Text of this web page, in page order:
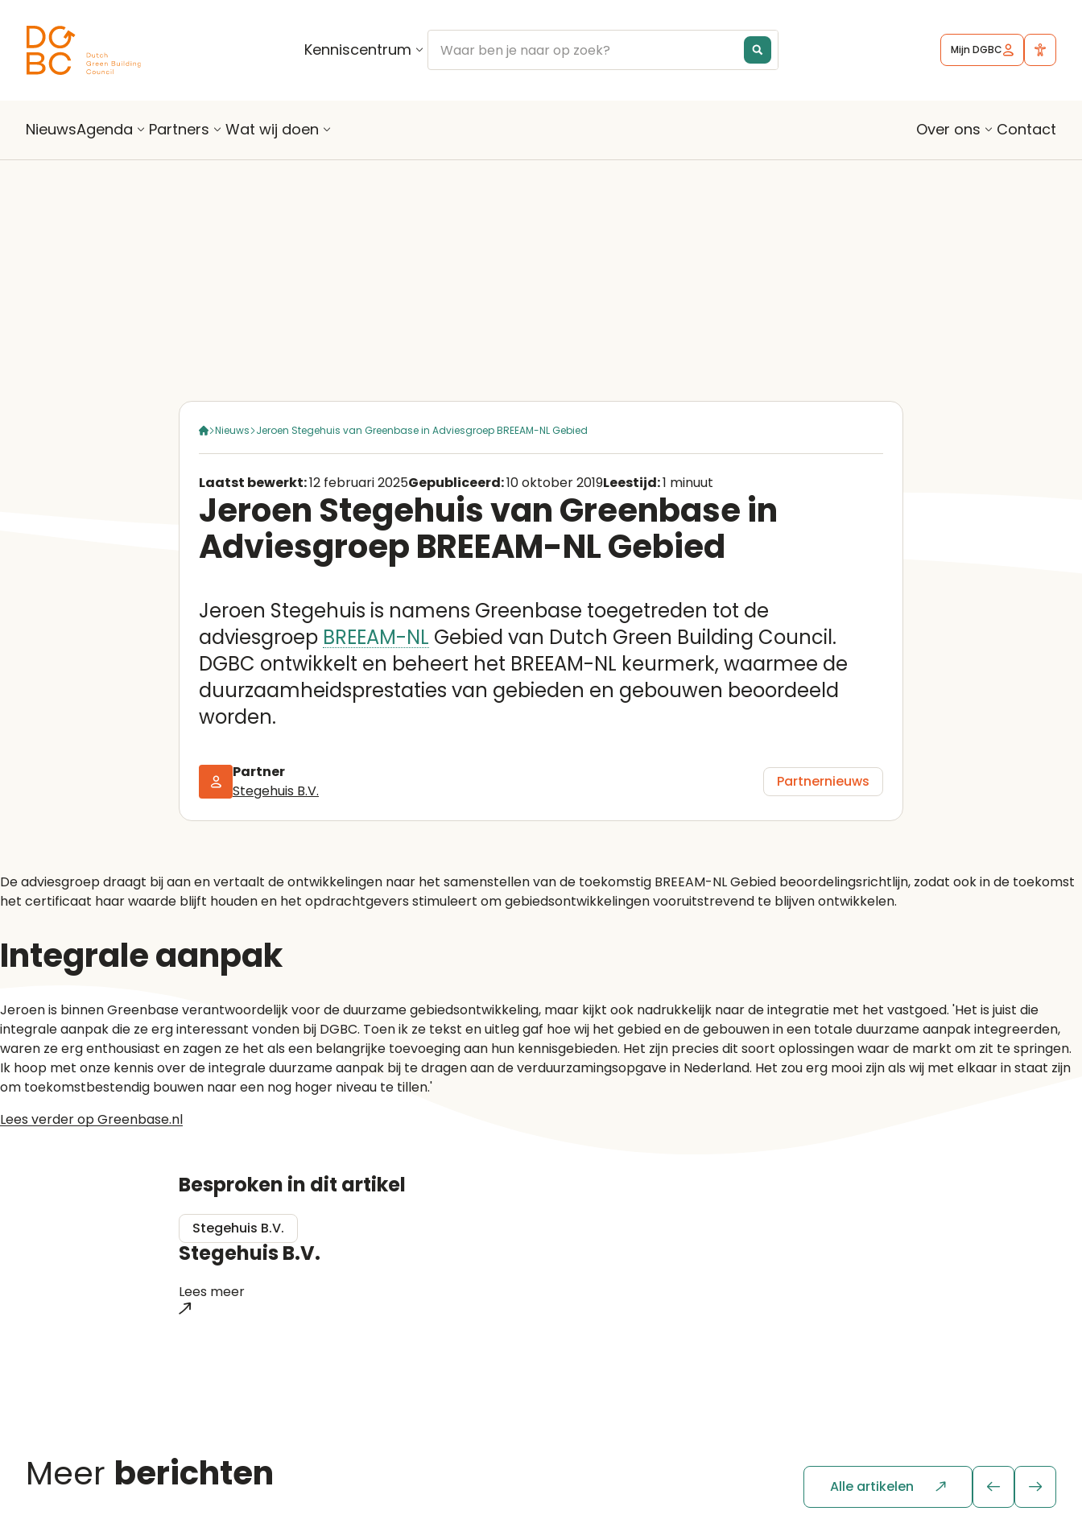
Kenniscentrum Mijn DGBC
NieuwsAgenda Partners Wat wij doen Over ons Contact
Nieuws Jeroen Stegehuis van Greenbase in Adviesgroep BREEAM-NL Gebied
Laatst bewerkt:12 februari 2025Gepubliceerd:10 oktober 2019Leestijd:1 minuut
Jeroen Stegehuis van Greenbase in
Adviesgroep BREEAM-NL Gebied
Jeroen Stegehuis is namens Greenbase toegetreden tot de
adviesgroep BREEAM-NL Gebied van Dutch Green Building Council.
DGBC ontwikkelt en beheert het BREEAM-NL keurmerk, waarmee de
duurzaamheidsprestaties van gebieden en gebouwen beoordeeld
worden.
Partner
Stegehuis B.V.
Partnernieuws
De adviesgroep draagt bij aan en vertaalt de ontwikkelingen naar het samenstellen van de toekomstig BREEAM-NL Gebied beoordelingsrichtlijn, zodat ook in de toekomst
het certificaat haar waarde blijft houden en het opdrachtgevers stimuleert om gebiedsontwikkelingen vooruitstrevend te blijven ontwikkelen.
Integrale aanpak
Jeroen is binnen Greenbase verantwoordelijk voor de duurzame gebiedsontwikkeling, maar kijkt ook nadrukkelijk naar de integratie met het vastgoed. 'Het is juist die
integrale aanpak die ze erg interessant vonden bij DGBC. Toen ik ze tekst en uitleg gaf hoe wij het gebied en de gebouwen in een totale duurzame aanpak integreerden,
waren ze erg enthousiast en zagen ze het als een belangrijke toevoeging aan hun kennisgebieden. Het zijn precies dit soort oplossingen waar de markt om zit te springen.
Ik hoop met onze kennis over de integrale duurzame aanpak bij te dragen aan de verduurzamingsopgave in Nederland. Het zou erg mooi zijn als wij met elkaar in staat zijn
om toekomstbestendig bouwen naar een nog hoger niveau te tillen.'
Lees verder op Greenbase.nl
Besproken in dit artikel
Stegehuis B.V.
Stegehuis B.V.
Lees meer
Meer berichten Alle artikelen